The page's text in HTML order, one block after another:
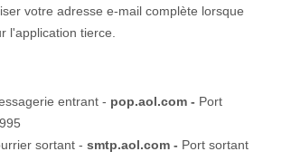
votre adresse e-mail complète lorsque
l'application tierce.
entrant - pop.aol.com - Port
sortant - smtp.aol.com - Port sortant